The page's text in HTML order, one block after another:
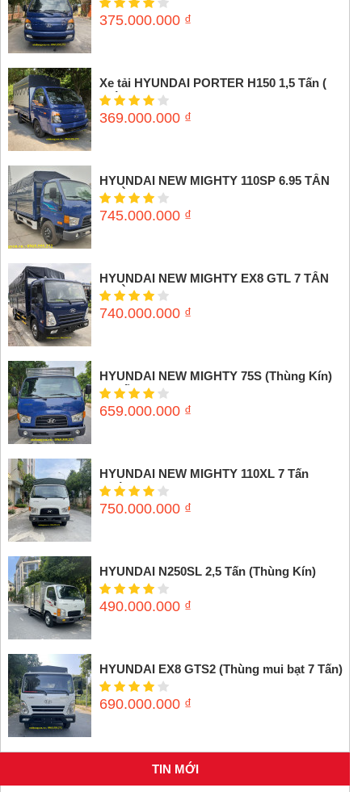
375.000.000 ₫
Xe tải HYUNDAI PORTER H150 1,5 Tấn (
Thùng mui bạt)
369.000.000 ₫
HYUNDAI NEW MIGHTY 110SP 6.95 TẤN
(THÙNG MUI BẠT)
745.000.000 ₫
HYUNDAI NEW MIGHTY EX8 GTL 7 TẤN
(THÙNG MUI BẠT)
740.000.000 ₫
HYUNDAI NEW MIGHTY 75S (Thùng Kín)
3,5 tấn
659.000.000 ₫
HYUNDAI NEW MIGHTY 110XL 7 Tấn
(Thùng mui bạt)
750.000.000 ₫
HYUNDAI N250SL 2,5 Tấn (Thùng Kín)
490.000.000 ₫
HYUNDAI EX8 GTS2 (Thùng mui bạt 7 Tấn)
690.000.000 ₫
TIN MỚI